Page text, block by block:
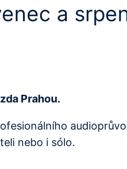
a
Prahou.
nebo i sólo.